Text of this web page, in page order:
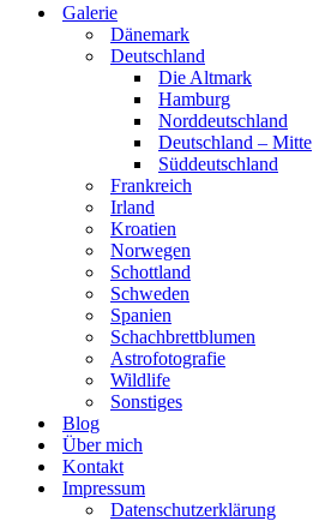
Galerie
Dänemark
Deutschland
Die Altmark
Hamburg
Norddeutschland
Deutschland – Mitte
Süddeutschland
Frankreich
Irland
Kroatien
Norwegen
Schottland
Schweden
Spanien
Schachbrettblumen
Astrofotografie
Wildlife
Sonstiges
Blog
Über mich
Kontakt
Impressum
Datenschutzerklärung